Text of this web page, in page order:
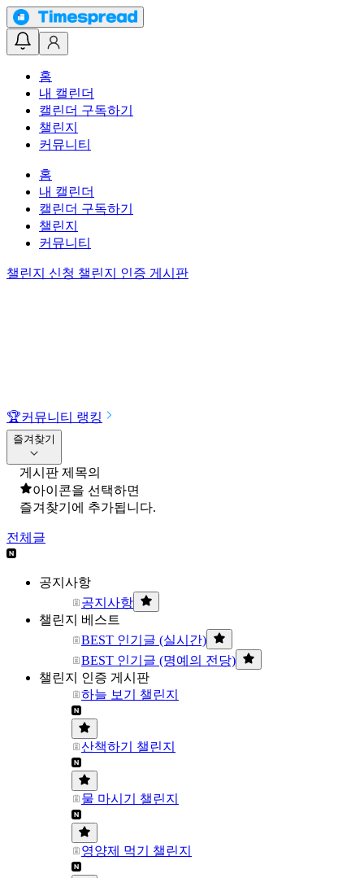
홈
내 캘린더
캘린더 구독하기
챌린지
커뮤니티
홈
내 캘린더
캘린더 구독하기
챌린지
커뮤니티
챌린지 신청 챌린지 인증 게시판
🏆커뮤니티 랭킹
즐겨찾기
게시판 제목의
아이콘을 선택하면
즐겨찾기에 추가됩니다.
전체글
공지사항
공지사항
챌린지 베스트
BEST 인기글 (실시간)
BEST 인기글 (명예의 전당)
챌린지 인증 게시판
하늘 보기 챌린지
산책하기 챌린지
물 마시기 챌린지
영양제 먹기 챌린지